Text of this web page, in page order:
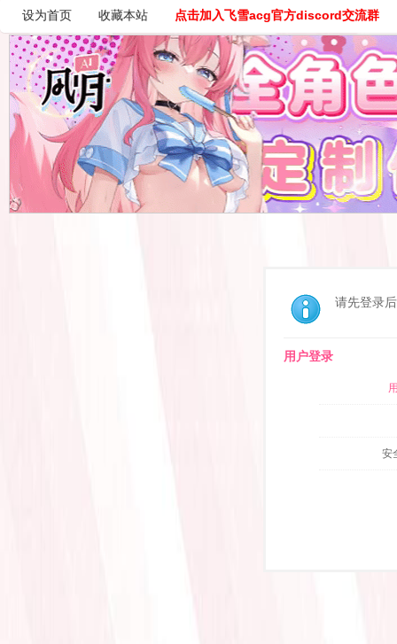
设为首页 收藏本站 点击加入飞雪acg官方discord交流群
请先登录
用户登录
安